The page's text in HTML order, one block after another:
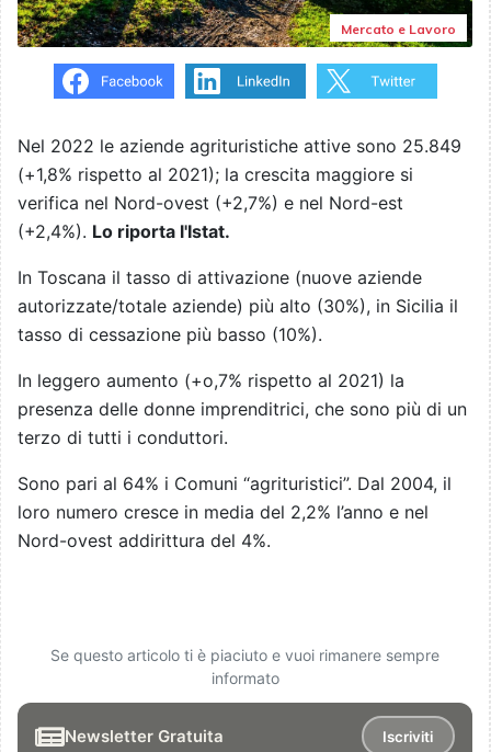
Mercato e Lavoro
Nel 2022 le aziende agrituristiche attive sono 25.849
(+1,8% rispetto al 2021); la crescita maggiore si
verifica nel Nord-ovest (+2,7%) e nel Nord-est
(+2,4%). Lo riporta l'Istat.
In Toscana il tasso di attivazione (nuove aziende
autorizzate/totale aziende) più alto (30%), in Sicilia il
tasso di cessazione più basso (10%).
In leggero aumento (+o,7% rispetto al 2021) la
presenza delle donne imprenditrici, che sono più di un
terzo di tutti i conduttori.
Sono pari al 64% i Comuni “agrituristici”. Dal 2004, il
loro numero cresce in media del 2,2% l’anno e nel
Nord-ovest addirittura del 4%.
Se questo articolo ti è piaciuto e vuoi rimanere sempre
informato
Newsletter Gratuita Iscriviti